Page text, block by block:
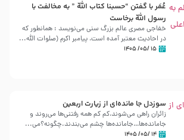
عُمَر با گفتن “حسبنا كتاب اللّه ” به مخالفت با
رسول اللّه برخاست
خفاجی مصری عالم بزرگ سنی می‌نویسد : همانطور که
در احادیث معتبر آمده است، پیامبر اکرم (صلوات اللّه...
۱۵ /۰۵/ ۱۴۰۵
سوزدل جا مانده‌ای از زیارت اربعین
زائران راهی می‌شوند،کم‌ کم همه رفتنی‌ها می‌روند و
جامانده‌ها…جامانده‌ها چشم می‌بندند.چگونه؟می‌...
۱۴ /۰۵/ ۱۴۰۵